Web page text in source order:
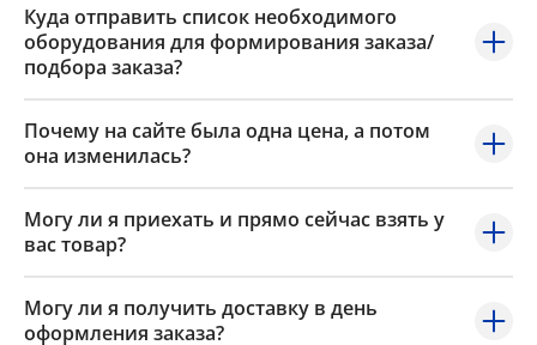
Куда отправить список необходимого
оборудования для формирования заказа/
подбора заказа?
Почему на сайте была одна цена, а потом
она изменилась?
Могу ли я приехать и прямо сейчас взять у
вас товар?
Могу ли я получить доставку в день
оформления заказа?